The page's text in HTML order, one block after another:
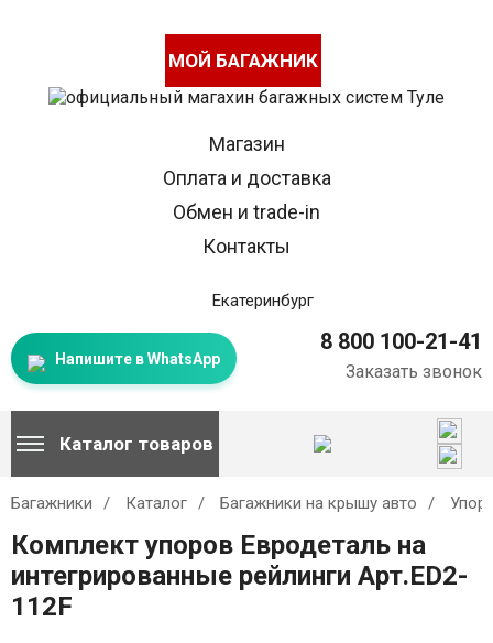
МОЙ БАГАЖНИК
Магазин
Оплата и доставка
Обмен и trade-in
Контакты
Екатеринбург
Напишите в WhatsApp
8 800 100-21-41
Заказать звонок
Каталог товаров
Багажники Каталог Багажники на крышу авто
Комплект упоров Евродеталь на
интегрированные рейлинги Арт.ED2-
112F